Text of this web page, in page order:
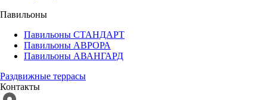
Павильоны
Павильоны СТАНДАРТ
Павильоны АВРОРА
Павильоны АВАНГАРД
Раздвижные террасы
Контакты